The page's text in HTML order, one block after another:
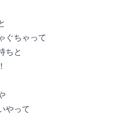
ぐちゃって
ちと
やって